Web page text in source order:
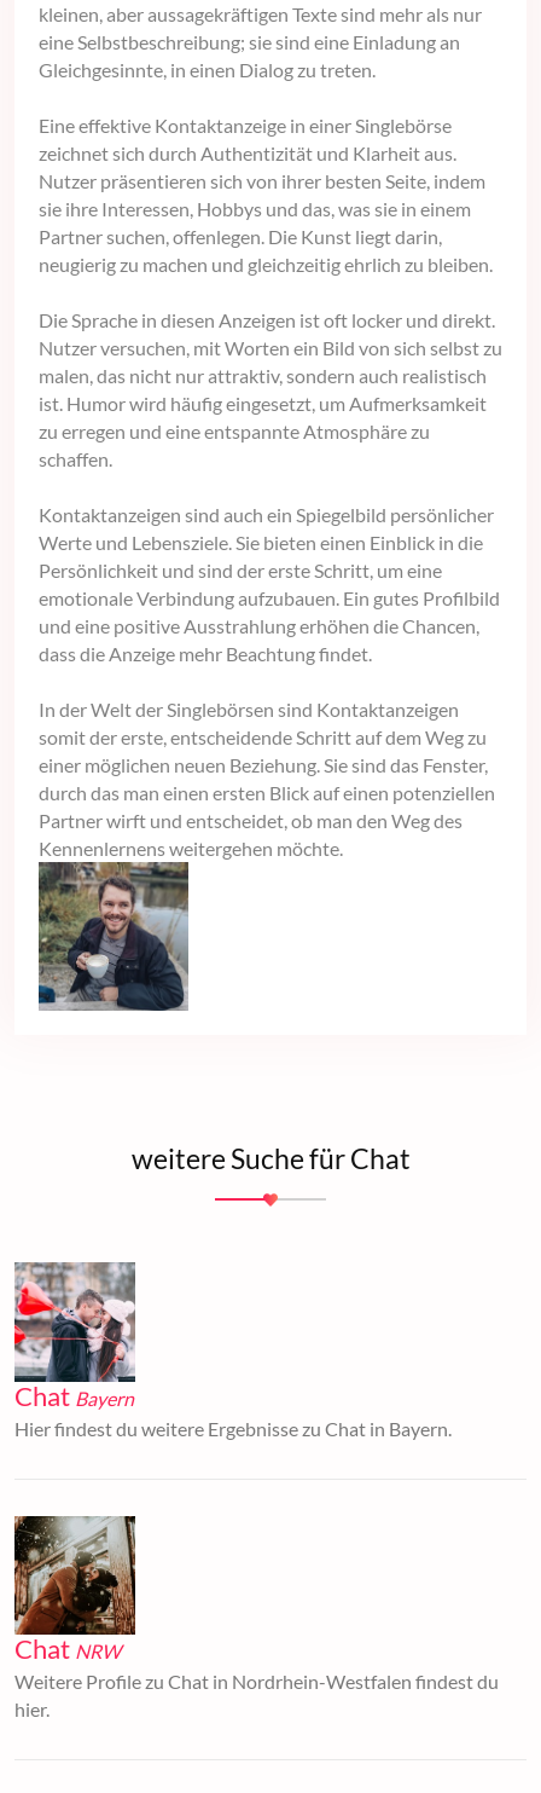
kleinen, aber aussagekräftigen Texte sind mehr als nur
eine Selbstbeschreibung; sie sind eine Einladung an
Gleichgesinnte, in einen Dialog zu treten.
Eine effektive Kontaktanzeige in einer Singlebörse
zeichnet sich durch Authentizität und Klarheit aus.
Nutzer präsentieren sich von ihrer besten Seite, indem
sie ihre Interessen, Hobbys und das, was sie in einem
Partner suchen, offenlegen. Die Kunst liegt darin,
neugierig zu machen und gleichzeitig ehrlich zu bleiben.
Die Sprache in diesen Anzeigen ist oft locker und direkt.
Nutzer versuchen, mit Worten ein Bild von sich selbst zu
malen, das nicht nur attraktiv, sondern auch realistisch
ist. Humor wird häufig eingesetzt, um Aufmerksamkeit
zu erregen und eine entspannte Atmosphäre zu
schaffen.
Kontaktanzeigen sind auch ein Spiegelbild persönlicher
Werte und Lebensziele. Sie bieten einen Einblick in die
Persönlichkeit und sind der erste Schritt, um eine
emotionale Verbindung aufzubauen. Ein gutes Profilbild
und eine positive Ausstrahlung erhöhen die Chancen,
dass die Anzeige mehr Beachtung findet.
In der Welt der Singlebörsen sind Kontaktanzeigen
somit der erste, entscheidende Schritt auf dem Weg zu
einer möglichen neuen Beziehung. Sie sind das Fenster,
durch das man einen ersten Blick auf einen potenziellen
Partner wirft und entscheidet, ob man den Weg des
Kennenlernens weitergehen möchte.
weitere Suche für Chat
Chat Bayern
Hier findest du weitere Ergebnisse zu Chat in Bayern.
Chat NRW
Weitere Profile zu Chat in Nordrhein-Westfalen findest du
hier.